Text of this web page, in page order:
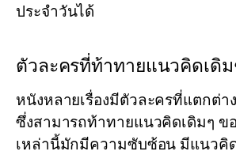
ประจำวันได้
ตัวละครที่ท้าทายแนวคิดเดิม
หนังหลายเรื่องมีตัวละครที่แตกต่า
ซึ่งสามารถท้าทายแนวคิดเดิมๆ ข
เหล่านี้มักมีความซับซ้อน มีแนวคิ